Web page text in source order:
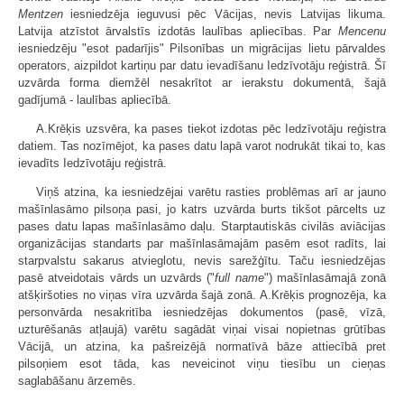
Mentzen iesniedzēja ieguvusi pēc Vācijas, nevis Latvijas likuma.
Latvija atzīstot ārvalstīs izdotās laulības apliecības. Par Mencenu
iesniedzēju "esot padarījis" Pilsonības un migrācijas lietu pārvaldes
operators, aizpildot kartiņu par datu ievadīšanu Iedzīvotāju reģistrā. Šī
uzvārda forma diemžēl nesakrītot ar ierakstu dokumentā, šajā
gadījumā - laulības apliecībā.
A.Krēķis uzsvēra, ka pases tiekot izdotas pēc Iedzīvotāju reģistra
datiem. Tas nozīmējot, ka pases datu lapā varot nodrukāt tikai to, kas
ievadīts Iedzīvotāju reģistrā.
Viņš atzina, ka iesniedzējai varētu rasties problēmas arī ar jauno
mašīnlasāmo pilsoņa pasi, jo katrs uzvārda burts tikšot pārcelts uz
pases datu lapas mašīnlasāmo daļu. Starptautiskās civilās aviācijas
organizācijas standarts par mašīnlasāmajām pasēm esot radīts, lai
starpvalstu sakarus atvieglotu, nevis sarežģītu. Taču iesniedzējas
pasē atveidotais vārds un uzvārds ("full name") mašīnlasāmajā zonā
atšķiršoties no viņas vīra uzvārda šajā zonā. A.Krēķis prognozēja, ka
personvārda nesakritība iesniedzējas dokumentos (pasē, vīzā,
uzturēšanās atļaujā) varētu sagādāt viņai visai nopietnas grūtības
Vācijā, un atzina, ka pašreizējā normatīvā bāze attiecībā pret
pilsoņiem esot tāda, kas neveicinot viņu tiesību un cieņas
saglabāšanu ārzemēs.